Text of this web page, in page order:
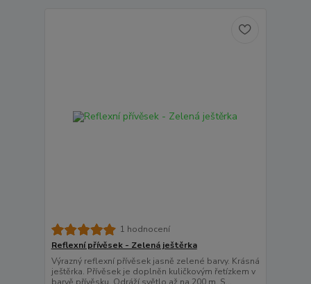
1 hodnocení
Reflexní přívěsek - Zelená ještěrka
Výrazný reflexní přívěsek jasně zelené barvy. Krásná
ještěrka. Přívěsek je doplněn kuličkovým řetízkem v